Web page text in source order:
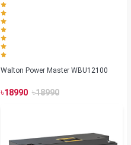
Walton Power Master WBU12100
৳18990 ৳18990